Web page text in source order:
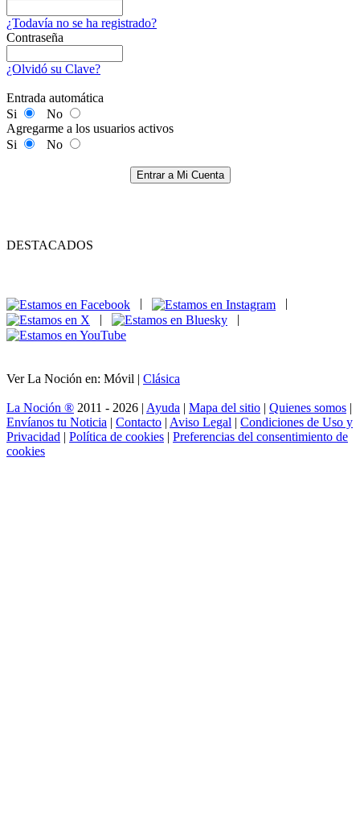
¿Todavía no se ha registrado?
Contraseña
¿Olvidó su Clave?
Entrada automática
Si
No
Agregarme a los usuarios activos
Si
No
Entrar a Mi Cuenta
DESTACADOS
|
|
|
|
Ver La Noción en: Móvil | Clásica
La Noción ® 2011 - 2026 | Ayuda | Mapa del sitio | Quienes somos |
Envíanos tu Noticia | Contacto | Aviso Legal | Condiciones de Uso y
Privacidad | Política de cookies | Preferencias del consentimiento de
cookies